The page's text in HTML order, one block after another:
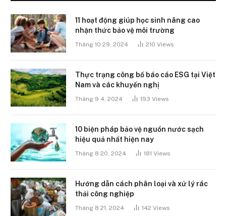
11 hoạt động giúp học sinh nâng cao
nhận thức bảo vệ môi trường
Tháng 10 29, 2024 210 Views
Thực trạng công bố báo cáo ESG tại Việt
Nam và các khuyến nghị
Tháng 9 4, 2024 193 Views
10 biện pháp bảo vệ nguồn nước sạch
hiệu quả nhất hiện nay
Tháng 8 20, 2024 181 Views
Hướng dẫn cách phân loại và xử lý rác
thải công nghiệp
Tháng 8 21, 2024 142 Views